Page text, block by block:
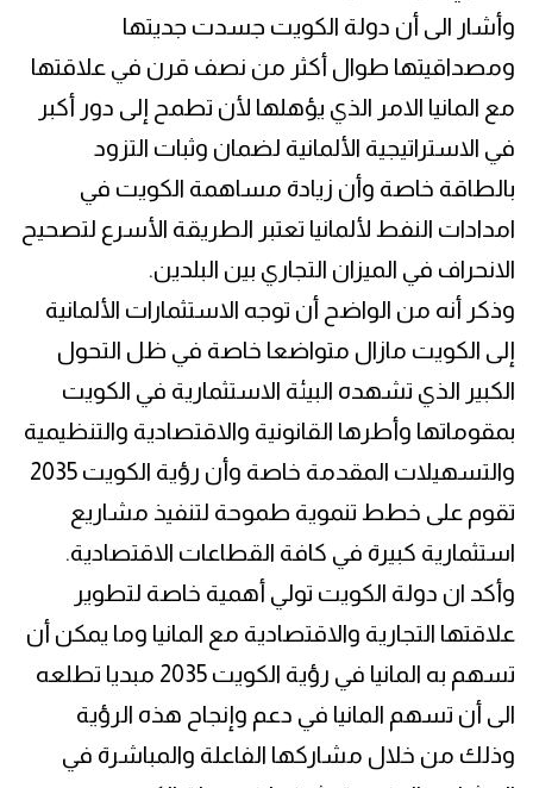
وأشار الى أن دولة الكويت جسدت جديتها
ومصداقيتها طوال أكثر من نصف قرن في علاقتها
مع المانيا الامر الذي يؤهلها لأن تطمح إلى دور أكبر
في الاستراتيجية الألمانية لضمان وثبات التزود
بالطاقة خاصة وأن زيادة مساهمة الكويت في
امدادات النفط لألمانيا تعتبر الطريقة الأسرع لتصحيح
الانحراف في الميزان التجاري بين البلدين.
وذكر أنه من الواضح أن توجه الاستثمارات الألمانية
إلى الكويت مازال متواضعا خاصة في ظل التحول
الكبير الذي تشهده البيئة الاستثمارية في الكويت
بمقوماتها وأطرها القانونية والاقتصادية والتنظيمية
والتسهيلات المقدمة خاصة وأن رؤية الكويت 2035
تقوم على خطط تنموية طموحة لتنفيذ مشاريع
استثمارية كبيرة في كافة القطاعات الاقتصادية.
وأكد ان دولة الكويت تولي أهمية خاصة لتطوير
علاقتها التجارية والاقتصادية مع المانيا وما يمكن أن
تسهم به المانيا في رؤية الكويت 2035 مبديا تطلعه
الى أن تسهم المانيا في دعم وإنجاح هذه الرؤية
وذلك من خلال مشاركها الفاعلة والمباشرة في